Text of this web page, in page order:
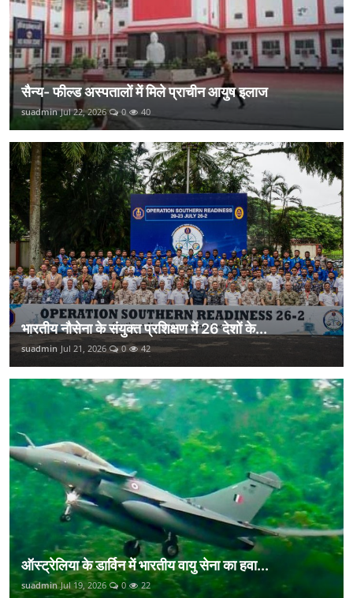
सैन्य- फील्ड अस्पतालों में मिले प्राचीन आयुष इलाज
suadmin Jul 22, 2026 0 40
भारतीय नौसेना के संयुक्त प्रशिक्षण में 26 देशों के...
suadmin Jul 21, 2026 0 42
ऑस्ट्रेलिया के डार्विन में भारतीय वायु सेना का हवा...
suadmin Jul 19, 2026 0 22